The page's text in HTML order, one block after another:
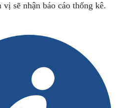
sẽ nhận báo cáo thống kê.